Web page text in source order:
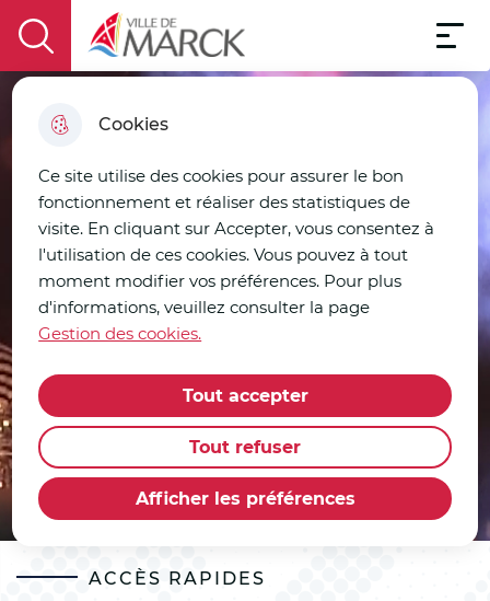
Cookies
Ce site utilise des cookies pour assurer le bon
fonctionnement et réaliser des statistiques de
visite. En cliquant sur Accepter, vous consentez à
l'utilisation de ces cookies. Vous pouvez à tout
moment modifier vos préférences. Pour plus
d'informations, veuillez consulter la page
Gestion des cookies.
Afficher les préférences
Tout accepter
Tout refuser
menu
recherche
du site
display the search field
Ville de Marck
Menu
ACCÈS RAPIDES